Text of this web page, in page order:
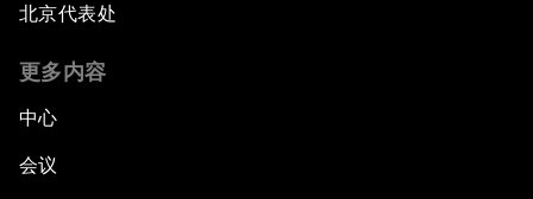
北京代表处
更多内容
中心
会议